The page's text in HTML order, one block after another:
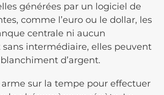
générées par un logiciel de
comme l’euro ou le dollar, les
centrale ni aucun
intermédiaire, elles peuvent
d’argent.
arme sur la tempe pour effectuer